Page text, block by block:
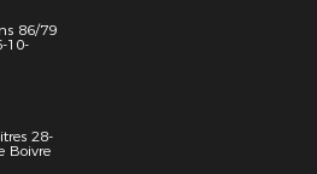
86/79
10-
28-
Boivre